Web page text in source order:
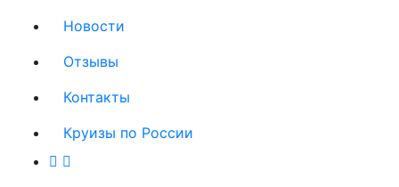
Новости
Отзывы
Контакты
Круизы по России